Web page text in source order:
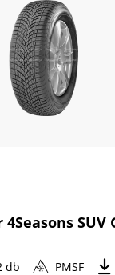
SUV
db PMSF